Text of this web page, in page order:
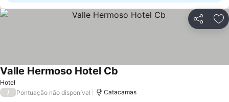
Partilhar
Hotel
Valle Hermoso Hotel Cb
/ Pontuação não disponível Catacamas